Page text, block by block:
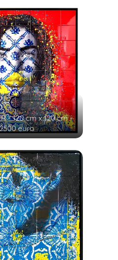
- 120 cm x 120 cm -
euro